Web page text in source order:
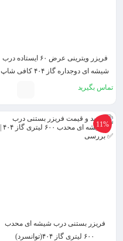
فریزر ویترینی عرض ۶۰ ایستاده درب
شیشه ای دوجداره گاز ۴۰۴ کافی شاپ
تماس بگیرید
11%
فریزر بستنی درب شیشه ای محدب
۶۰۰ لیتری گاز ۴۰۴(توانسرد)